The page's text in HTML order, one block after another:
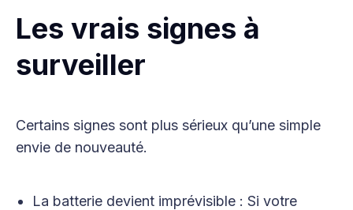
Les vrais signes à
surveiller
Certains signes sont plus sérieux qu’une simple
envie de nouveauté.
La batterie devient imprévisible : Si votre